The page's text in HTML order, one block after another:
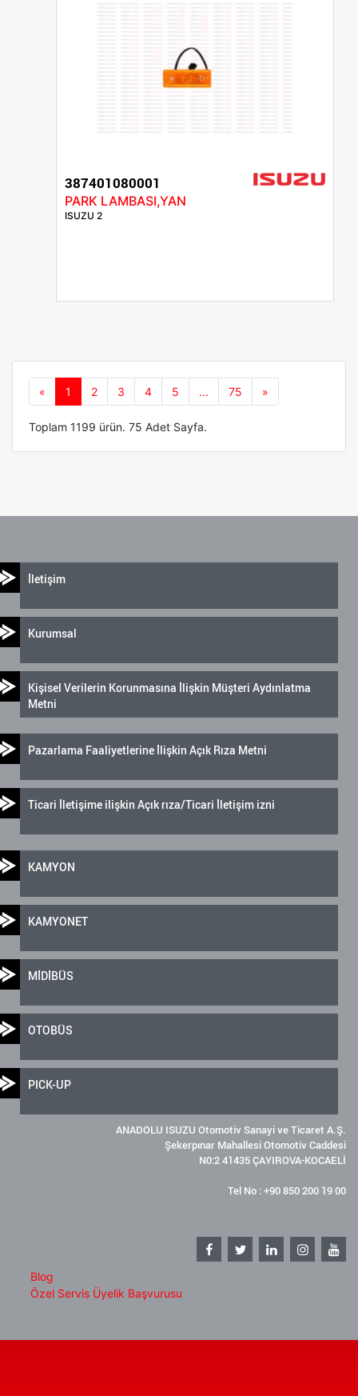
387401080001
PARK LAMBASI,YAN
ISUZU 2
« Önceki
1 2 3 4 5 ... 75 »
Toplam 1199 ürün. 75 Adet Sayfa.
İletişim
Kurumsal
Kişisel Verilerin Korunmasına İlişkin Müşteri Aydınlatma
Metni
Pazarlama Faaliyetlerine İlişkin Açık Rıza Metni
Ticari İletişime ilişkin Açık rıza/Ticari İletişim izni
KAMYON
KAMYONET
MİDİBÜS
OTOBÜS
PICK-UP
ANADOLU ISUZU Otomotiv Sanayi ve Ticaret A.Ş.
Şekerpınar Mahallesi Otomotiv Caddesi
N0:2 41435 ÇAYIROVA-KOCAELİ
Tel No : +90 850 200 19 00
Blog
Özel Servis Üyelik Başvurusu